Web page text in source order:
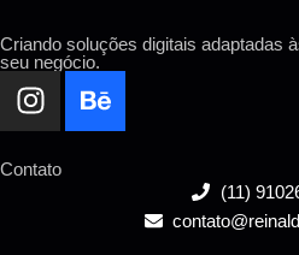
Criando soluções digitais adaptadas
seu negócio.
Contato
(11)